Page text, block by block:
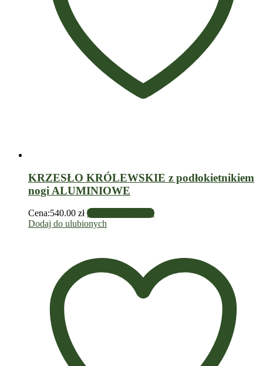
KRZESŁO KRÓLEWSKIE z podłokietnikiem
nogi ALUMINIOWE
Cena:540.00 zł Dodaj do koszyka
Dodaj do ulubionych